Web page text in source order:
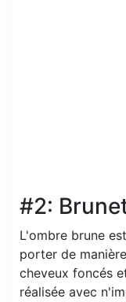
#2:
L'ombre brune
porter de
cheveux foncés
réalisée avec